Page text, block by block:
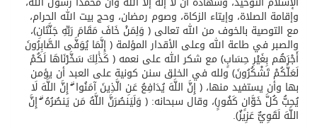
وإقامة الصلاة، وإيتاء الزكاة، وصوم رمضان، وحج بيت الله الحرام،
مع التوصية بالخوف من الله تعالى ﴿ وَلِمَنْ خَافَ مَقَامَ رَبِّهِ جَنَّتَانِ﴾،
والصبر في طاعة الله وعلى الأقدار المؤلمة ﴿ إِنَّمَا يُوَفَّى الصَّابِرُونَ
أَجْرَهُم بِغَيْرِ حِسَابٍ﴾ مع شكر الله على نعمه ﴿ كَذَٰلِكَ سَخَّرْنَاهَا لَكُمْ
لَعَلَّكُمْ تَشْكُرُونَ﴾ ولله في الخلق سنن كونية على العبد أن يؤمن
بها وأن يستفيد منها، ﴿ إِنَّ اللَّهَ يُدَافِعُ عَنِ الَّذِينَ آمَنُوا ۗ إِنَّ اللَّهَ لَا
يُحِبُّ كُلَّ خَوَّانٍ كَفُورٍ﴾، وقال سبحانه: ﴿ وَلَيَنصُرَنَّ اللَّهُ مَن يَنصُرُهُ ۗ إِنَّ
اللَّهَ لَقَوِيٌّ عَزِيزٌ﴾.